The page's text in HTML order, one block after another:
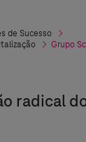
de Sucesso
Grupo
radical